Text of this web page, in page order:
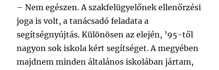
– Nem egészen. A szakfelügyelőnek ellenőrzési
joga is volt, a tanácsadó feladata a
segítségnyújtás. Különösen az elején, ’95-től
nagyon sok iskola kért segítséget. A megyében
majdnem minden általános iskolában jártam,